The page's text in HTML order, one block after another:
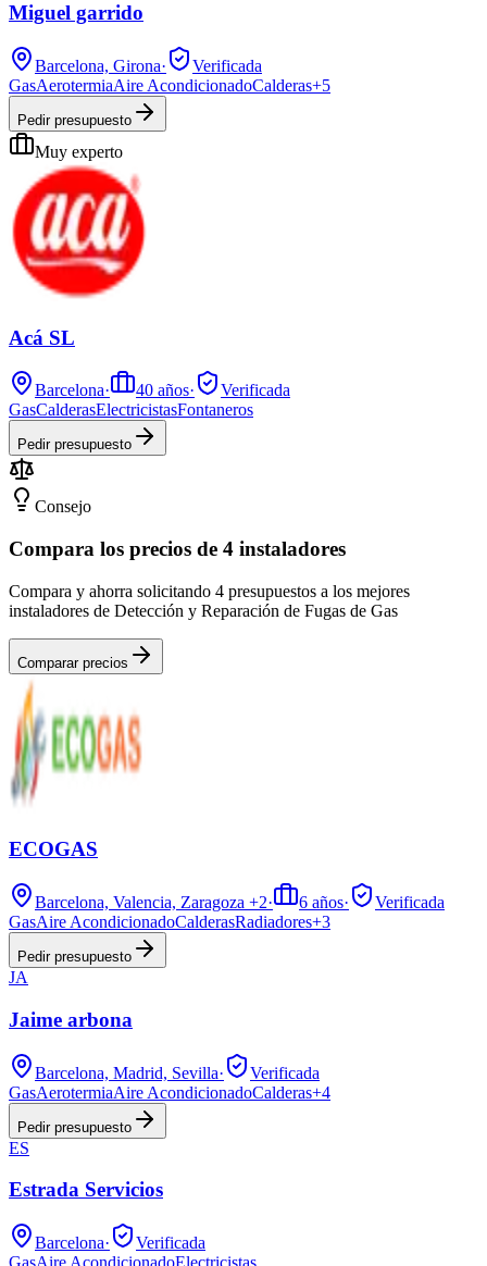
Miguel garrido
Barcelona, Girona·
Verificada
GasAerotermiaAire AcondicionadoCalderas+5
Pedir presupuesto
Muy experto
Acá SL
Barcelona· 40 años·
Verificada
GasCalderasElectricistasFontaneros
Pedir presupuesto
Consejo
Compara los precios de 4 instaladores
Compara y ahorra solicitando 4 presupuestos a los mejores
instaladores de Detección y Reparación de Fugas de Gas
Comparar precios
ECOGAS
Barcelona, Valencia, Zaragoza +2· 6 años·
Verificada
GasAire AcondicionadoCalderasRadiadores+3
Pedir presupuesto
JA
Jaime arbona
Barcelona, Madrid, Sevilla·
Verificada
GasAerotermiaAire AcondicionadoCalderas+4
Pedir presupuesto
ES
Estrada Servicios
Barcelona·
Verificada
GasAire AcondicionadoElectricistas